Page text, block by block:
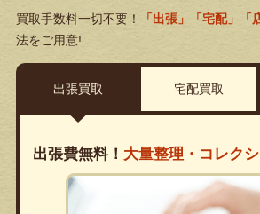
買取手数料一切不要！ 「出張」「宅配」「
法をご用意!
出張買取 宅配買取
出張費無料！ 大量整理・コレク